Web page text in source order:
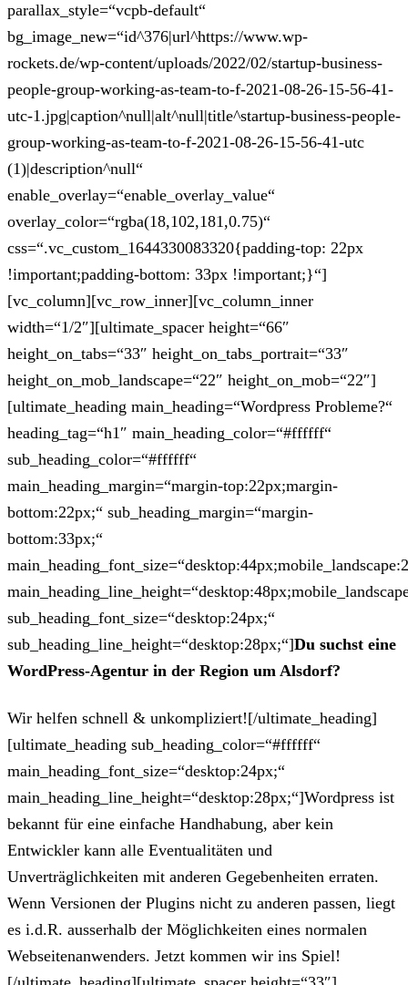
parallax_style=“vcpb-default“
bg_image_new=“id^376|url^https://www.wp-
rockets.de/wp-content/uploads/2022/02/startup-business-
people-group-working-as-team-to-f-2021-08-26-15-56-41-
utc-1.jpg|caption^null|alt^null|title^startup-business-people-
group-working-as-team-to-f-2021-08-26-15-56-41-utc
(1)|description^null“
enable_overlay=“enable_overlay_value“
overlay_color=“rgba(18,102,181,0.75)“
css=“.vc_custom_1644330083320{padding-top: 22px
!important;padding-bottom: 33px !important;}“]
[vc_column][vc_row_inner][vc_column_inner
width=“1/2″][ultimate_spacer height=“66″
height_on_tabs=“33″ height_on_tabs_portrait=“33″
height_on_mob_landscape=“22″ height_on_mob=“22″]
[ultimate_heading main_heading=“Wordpress Probleme?“
heading_tag=“h1″ main_heading_color=“#ffffff“
sub_heading_color=“#ffffff“
main_heading_margin=“margin-top:22px;margin-
bottom:22px;“ sub_heading_margin=“margin-
bottom:33px;“
sub_heading_font_size=“desktop:24px;“
sub_heading_line_height=“desktop:28px;“]Du suchst eine
WordPress-Agentur in der Region um Alsdorf?
Wir helfen schnell & unkompliziert![/ultimate_heading]
[ultimate_heading sub_heading_color=“#ffffff“
main_heading_font_size=“desktop:24px;“
main_heading_line_height=“desktop:28px;“]Wordpress ist
bekannt für eine einfache Handhabung, aber kein
Entwickler kann alle Eventualitäten und
Unverträglichkeiten mit anderen Gegebenheiten erraten.
Wenn Versionen der Plugins nicht zu anderen passen, liegt
es i.d.R. ausserhalb der Möglichkeiten eines normalen
Webseitenanwenders. Jetzt kommen wir ins Spiel!